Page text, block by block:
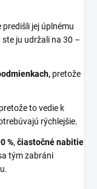
predišli jej úplnému
ju udržali na 30 –
pretože
pretože to vedie k
rýchlejšie.
%, čiastočné nabitie
tým zabráni